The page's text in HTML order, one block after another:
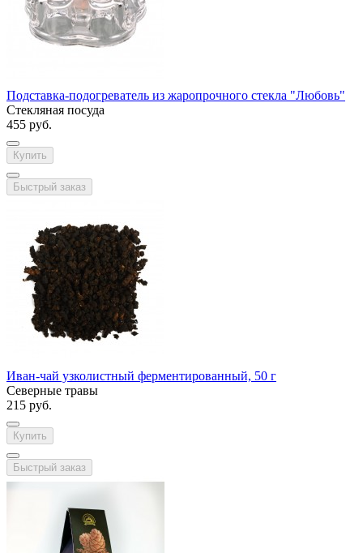
Подставка-подогреватель из жаропрочного стекла "Любовь"
Стекляная посуда
455 руб.
Купить
Быстрый заказ
Иван-чай узколистный ферментированный, 50 г
Северные травы
215 руб.
Купить
Быстрый заказ